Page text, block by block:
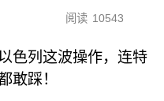
阅读 10543
色列这波操作，连特
敢踩！